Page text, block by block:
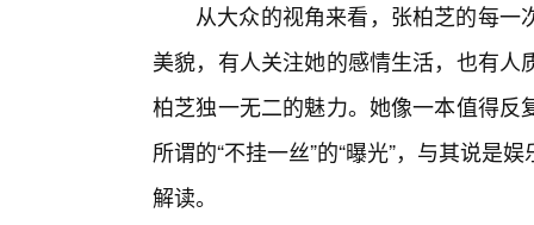
从大众的视角来看，张柏芝的每
美貌，有人关注她的感情生活，也有
柏芝独一无二的魅力。她像一本值得
所谓的“不挂一丝”的“曝光”，与其说是
解读。